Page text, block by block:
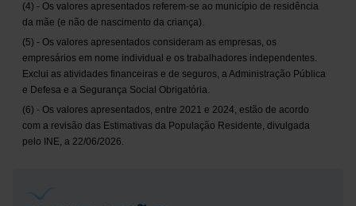
(4) - Os valores apresentados referem-se ao município de residência
da mãe (e não de nascimento da criança).
(5) - Os valores apresentados consideram as empresas, os
empresários em nome individual e os trabalhadores independentes.
Exclui as atividades financeiras e de seguros, a Administração Pública
e Defesa e a Segurança Social Obrigatória.
(6) - Os valores apresentados, entre 2021 e 2024, estão de acordo
com a revisão das Estimativas da População Residente, divulgada
pelo INE, a 22/06/2026.